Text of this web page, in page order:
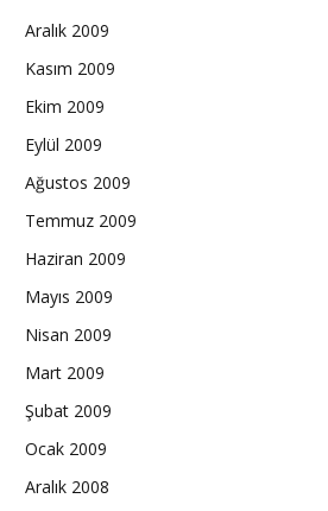
Aralık 2009
Kasım 2009
Ekim 2009
Eylül 2009
Ağustos 2009
Temmuz 2009
Haziran 2009
Mayıs 2009
Nisan 2009
Mart 2009
Şubat 2009
Ocak 2009
Aralık 2008